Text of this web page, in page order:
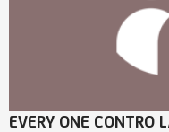
acqua potabile, kit
offrire protezione e
minuto può fare la
EVERY ONE CONTRO